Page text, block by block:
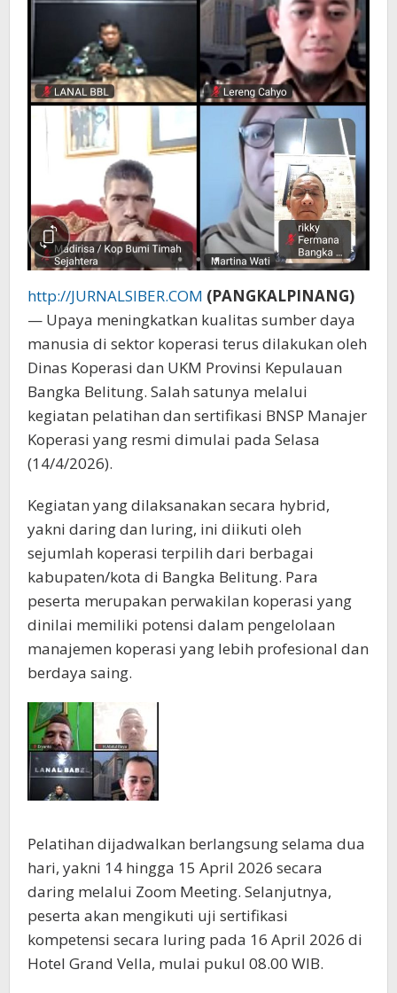
http://JURNALSIBER.COM (PANGKALPINANG)
— Upaya meningkatkan kualitas sumber daya
manusia di sektor koperasi terus dilakukan oleh
Dinas Koperasi dan UKM Provinsi Kepulauan
Bangka Belitung. Salah satunya melalui
kegiatan pelatihan dan sertifikasi BNSP Manajer
Koperasi yang resmi dimulai pada Selasa
(14/4/2026).
Kegiatan yang dilaksanakan secara hybrid,
yakni daring dan luring, ini diikuti oleh
sejumlah koperasi terpilih dari berbagai
kabupaten/kota di Bangka Belitung. Para
peserta merupakan perwakilan koperasi yang
dinilai memiliki potensi dalam pengelolaan
manajemen koperasi yang lebih profesional dan
berdaya saing.
Pelatihan dijadwalkan berlangsung selama dua
hari, yakni 14 hingga 15 April 2026 secara
daring melalui Zoom Meeting. Selanjutnya,
peserta akan mengikuti uji sertifikasi
kompetensi secara luring pada 16 April 2026 di
Hotel Grand Vella, mulai pukul 08.00 WIB.